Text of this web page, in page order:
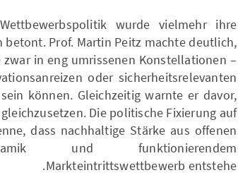
wurde vielmehr ihre
Prof. Martin Peitz machte deutlich,
in eng umrissenen Konstellationen –
oder sicherheitsrelevanten
können. Gleichzeitig warnte er davor,
Die politische Fixierung auf
dass nachhaltige Stärke aus offenen
und funktionierendem
Markteintrittswettbewerb entstehe.